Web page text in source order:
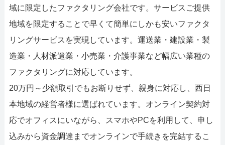
域に限定したファクタリング会社です。サービスご提供
地域を限定することで早くて簡単にしかも安いファクタ
リングサービスを実現しています。運送業・建設業・製
造業・人材派遣業・小売業・介護事業など幅広い業種の
ファクタリングに対応しています。
20万円～少額取引でもお断りせず、親身に対応し、西日
本地域の経営者様に選ばれています。オンライン契約対
応でオフィスにいながら、スマホやPCを利用して、申し
込みから資金調達までオンラインで手続きを完結するこ